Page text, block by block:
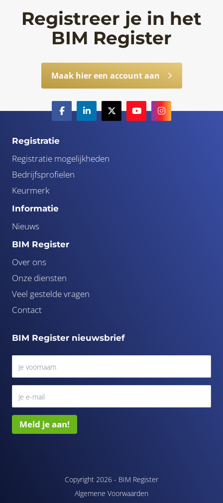
Registreer je in het
BIM Register
Maak hier een account aan
Registratie
Registratie mogelijkheden
Bedrijfsprofielen
Keurmerk
Informatie
Nieuws
BIM Register
Over ons
Onze diensten
Veel gestelde vragen
Contact
BIM Register nieuwsbrief
Meld je aan!
Copyright 2026 - BIM Register
Algemene Voorwaarden